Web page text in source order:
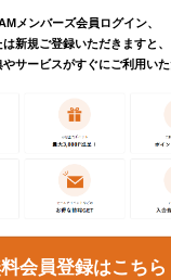
2】 【Elulu/エル
ル】
8,690
メンバーズ会員ログイン、
は新規ご登録いただきますと、
サービスがすぐにご利用いた
会員登録はこちら